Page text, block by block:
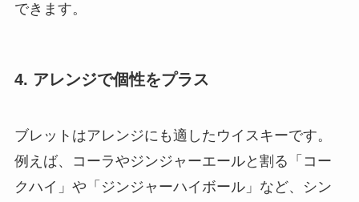
できます。
4. アレンジで個性をプラス
ブレットはアレンジにも適したウイスキーです。
例えば、コーラやジンジャーエールと割る「コー
クハイ」や「ジンジャーハイボール」など、シン